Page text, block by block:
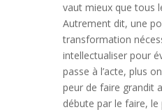
vaut mieux que tous
Autrement dit, une
transformation
intellectualiser pour
passe à l’acte, plus
peur de faire grandit
débute par le faire, le